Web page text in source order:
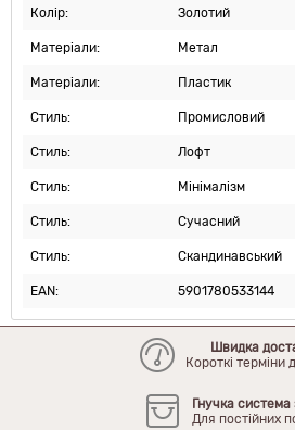
Колір: Золотий
Матеріали: Метал
Матеріали: Пластик
Стиль: Промисловий
Стиль: Лофт
Стиль: Мінімалізм
Стиль: Сучасний
Стиль: Скандинавський
EAN: 5901780533144
Швидка
Короткі терміни
Гнучка
Для постійних